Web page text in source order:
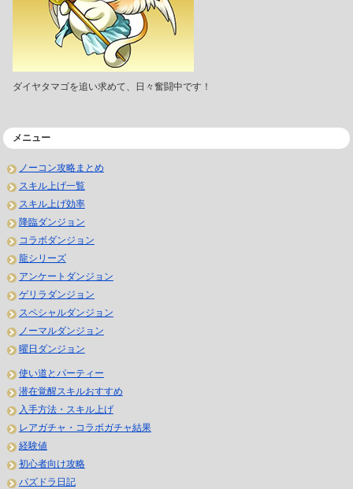
ダイヤタマゴを追い求めて、日々奮闘中です！
メニュー
ノーコン攻略まとめ
スキル上げ一覧
スキル上げ効率
降臨ダンジョン
コラボダンジョン
龍シリーズ
アンケートダンジョン
ゲリラダンジョン
スペシャルダンジョン
ノーマルダンジョン
曜日ダンジョン
使い道とパーティー
潜在覚醒スキルおすすめ
入手方法・スキル上げ
レアガチャ・コラボガチャ結果
経験値
初心者向け攻略
パズドラ日記